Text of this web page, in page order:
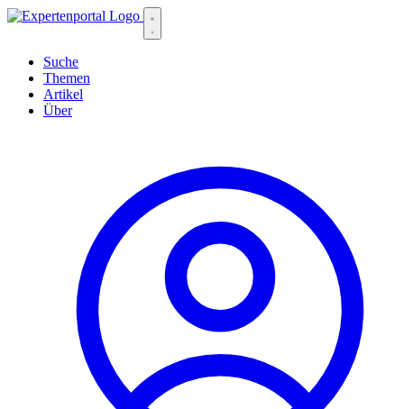
Suche
Themen
Artikel
Über